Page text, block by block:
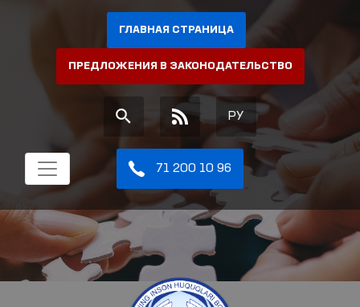
ГЛАВНАЯ СТРАНИЦА
ПРЕДЛОЖЕНИЯ В ЗАКОНОДАТЕЛЬСТВО
РУ
71 200 10 96